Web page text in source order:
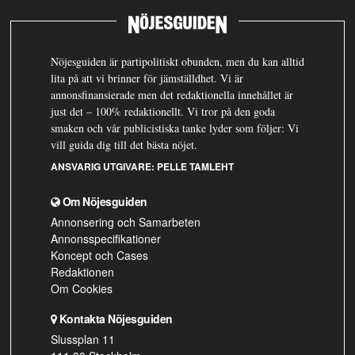
Nöjesguiden är partipolitiskt obunden, men du kan alltid
lita på att vi brinner för jämställdhet. Vi är
annonsfinansierade men det redaktionella innehållet är
just det – 100% redaktionellt. Vi tror på den goda
smaken och vår publicistiska tanke lyder som följer: Vi
vill guida dig till det bästa nöjet.
ANSVARIG UTGIVARE: PELLE TAMLEHT
Om Nöjesguiden
Annonsering och Samarbeten
Annonsspecifikationer
Koncept och Cases
Redaktionen
Om Cookies
Kontakta Nöjesguiden
Slussplan 11